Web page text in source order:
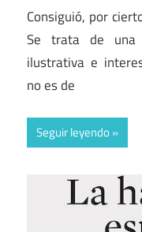
Consiguió, por
Se trata de una
ilustrativa e
no es de
Seguir leyendo